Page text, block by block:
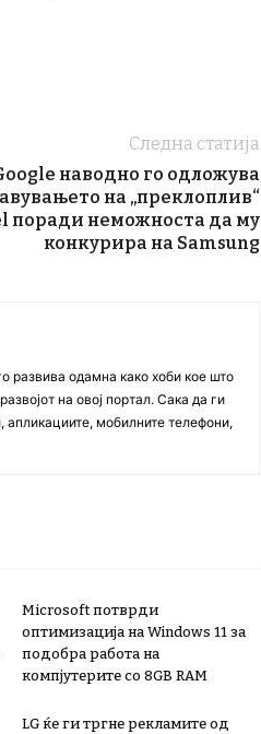
Следна статија
наводно го одложува
на „преклоплив“
поради неможноста да му
конкурира на Samsung
развива одамна како хоби кое што
на овој портал. Сака да ги
апликациите, мобилните телефони,
Microsoft потврди
оптимизација на Windows 11 за
подобра работа на
компјутерите со 8GB RAM
LG ќе ги тргне рекламите од